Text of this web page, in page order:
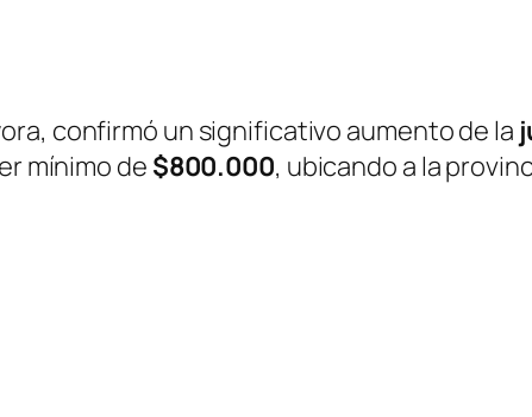
confirmó un significativo aumento de la
mínimo de $800.000, ubicando a la